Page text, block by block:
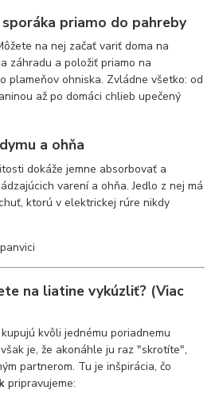
priamo do pahreby
na nej začať variť doma na
záhradu a položiť priamo na
plameňov ohniska. Zvládne všetko: od
až po domáci chlieb upečený
a ohňa
dokáže jemne absorbovať a
varení a ohňa. Jedlo z nej má
ktorú v elektrickej rúre nikdy
na liatine vykúzliť? (Viac
kvôli jednému poriadnemu
je, že akonáhle ju raz "skrotíte",
partnerom. Tu je inšpirácia, čo
pripravujeme: